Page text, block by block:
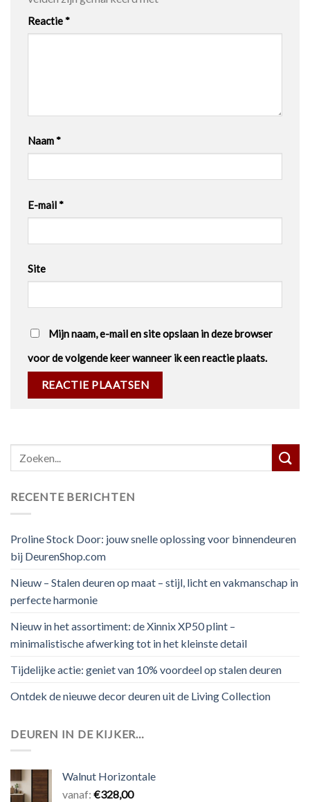
Reactie*
Naam*
E-mail*
Site
Mijn naam, e-mail en site opslaan in deze browser
voor de volgende keer wanneer ik een reactie plaats.
RECENTE BERICHTEN
Proline Stock Door: jouw snelle oplossing voor binnendeuren
bij DeurenShop.com
Nieuw – Stalen deuren op maat – stijl, licht en vakmanschap in
perfecte harmonie
Nieuw in het assortiment: de Xinnix XP50 plint –
minimalistische afwerking tot in het kleinste detail
Tijdelijke actie: geniet van 10% voordeel op stalen deuren
Ontdek de nieuwe decor deuren uit de Living Collection
DEUREN IN DE KIJKER…
Walnut Horizontale
vanaf: €328,00